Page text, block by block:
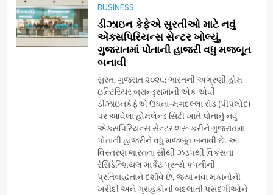
BUSINESS
ડીઝાઇન કેફેએ સુરતીઓ માટે નવું
એક્સપિરિયન્સ સેન્ટર ખોલ્યું,
ગુજરાતમાં પોતાની હાજરી વધુ મજબૂત
બનાવી
સુરત, ગુજરાત ૨૦૨૬: ભારતની અગ્રણી હોમ
ઇન્ટિરિયર બ્રાન્ડ્સમાંની એક એવી
ડીઝાઇનકેફેએ ઉધના-મગદલ્લા રોડ (પીપલોદ)
પર આવેલા હોમલેન્ડ સિટી ખાતે પોતાનું નવું
એક્સપિરિયન્સ સેન્ટર શરૂ કરીને ગુજરાતમાં
પોતાની હાજરીને વધુ મજબૂત બનાવી છે. આ
વિસ્તરણ ભારતના સૌથી ઝડપથી વિકસતા
રેસિડેન્શિયલ માર્કેટ પ્રત્યે કંપનીની
પ્રતિબદ્ધતાને દર્શાવે છે, જ્યાં નવા મકાનોની
ખરીદી અને ગ્રાહકોની બદલાતી પસંદગીઓને
ટેરોટ રીડર પુનિતજી લુલ્લા એ ટેરોટ
કાર્ડ રીડિંગ અંગે માહિતી આપી
AHMEDABAD
8
ગ્લોબલ એક્સેલન્સ ફોરમ દ્વારા
નેશનલ લીડરશિપ કોન્કલેવ તથા
ભારત સમ્માન ૨૦૨૬નો ભવ્ય અને
પ્રતિષ્ઠિત કાર્યક્રમ નવી દિલ્હીમાં
સફળતાપૂર્વક યોજાયો
BUSINESS
ગેટ સેટ ગો રિવ્યુ: ગુજરાતી
સિનેમામાં એક્શન અને રોમાંચનો
એક તદ્દન નવો અને અનોખો
અંદાજ
ENTERTAINMENT